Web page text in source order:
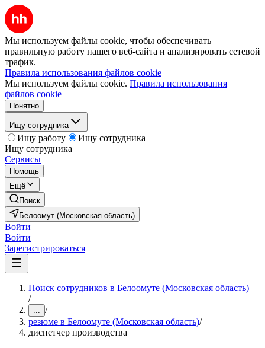
Мы используем файлы cookie, чтобы обеспечивать
правильную работу нашего веб-сайта и анализировать сетевой
трафик.
Правила использования файлов cookie
Мы используем файлы cookie. Правила использования
файлов cookie
Понятно
Ищу сотрудника
Ищу работу
Ищу сотрудника
Ищу сотрудника
Сервисы
Помощь
Ещё
Поиск
Белоомут (Московская область)
Войти
Войти
Зарегистрироваться
Поиск сотрудников в Белоомуте (Московская область)
/
... /
резюме в Белоомуте (Московская область)/
диспетчер производства